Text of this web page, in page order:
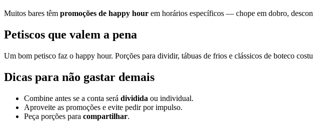
Muitos bares têm promoções de happy hour em horários específicos — chope em dobro,
Petiscos que valem a pena
Um bom petisco faz o happy hour. Porções para dividir, tábuas de frios e clássicos de boteco
Dicas para não gastar demais
Combine antes se a conta será dividida ou individual.
Aproveite as promoções e evite pedir por impulso.
Peça porções para compartilhar.